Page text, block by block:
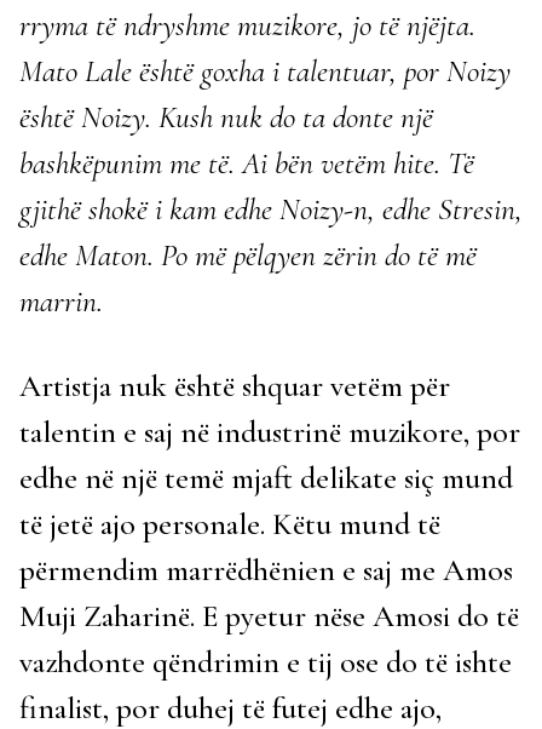
rryma të ndryshme muzikore, jo të njëjta.
Mato Lale është goxha i talentuar, por Noizy
është Noizy. Kush nuk do ta donte një
bashkëpunim me të. Ai bën vetëm hite. Të
gjithë shokë i kam edhe Noizy-n, edhe Stresin,
edhe Maton. Po më pëlqyen zërin do të më
marrin.
Artistja nuk është shquar vetëm për
talentin e saj në industrinë muzikore, por
edhe në një temë mjaft delikate siç mund
të jetë ajo personale. Këtu mund të
përmendim marrëdhënien e saj me Amos
Muji Zaharinë. E pyetur nëse Amosi do të
vazhdonte qëndrimin e tij ose do të ishte
finalist, por duhej të futej edhe ajo,